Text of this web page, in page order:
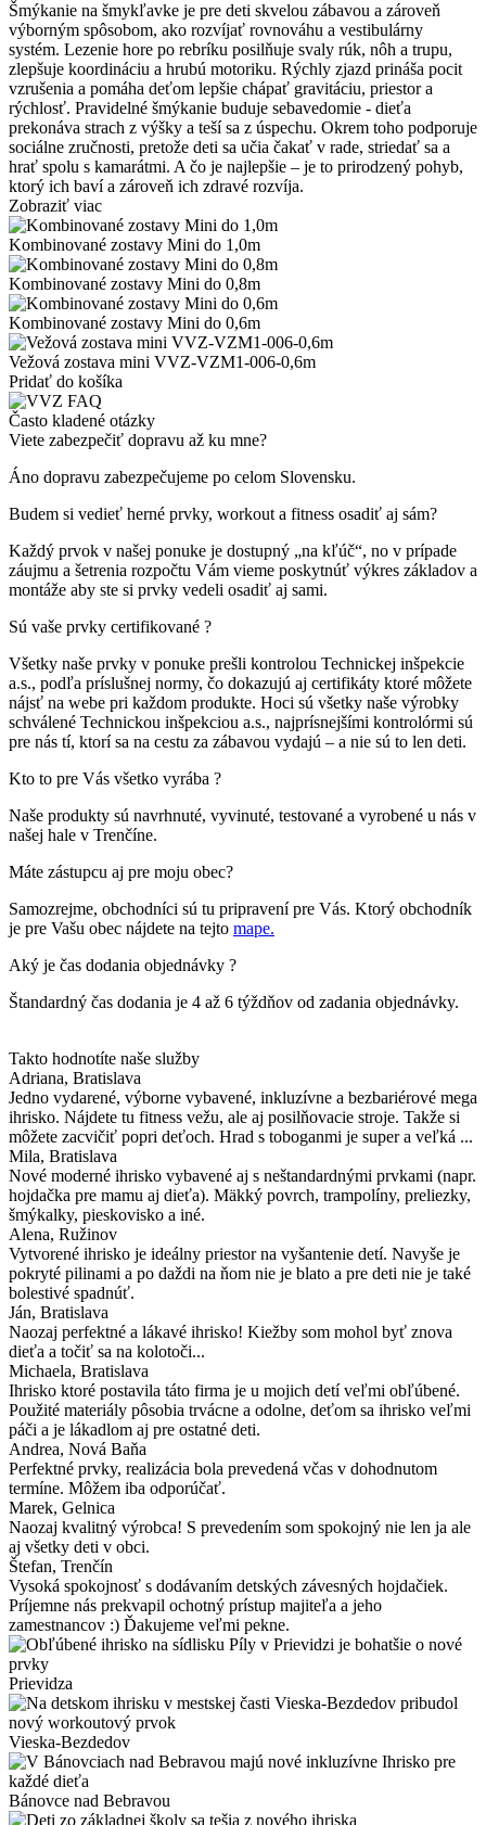
Šmýkanie na šmykľavke je pre deti skvelou zábavou a zároveň
výborným spôsobom, ako rozvíjať rovnováhu a vestibulárny
systém. Lezenie hore po rebríku posilňuje svaly rúk, nôh a trupu,
zlepšuje koordináciu a hrubú motoriku. Rýchly zjazd prináša pocit
vzrušenia a pomáha deťom lepšie chápať gravitáciu, priestor a
rýchlosť. Pravidelné šmýkanie buduje sebavedomie - dieťa
prekonáva strach z výšky a teší sa z úspechu. Okrem toho podporuje
sociálne zručnosti, pretože deti sa učia čakať v rade, striedať sa a
hrať spolu s kamarátmi. A čo je najlepšie – je to prirodzený pohyb,
ktorý ich baví a zároveň ich zdravé rozvíja.
Zobraziť viac
Kombinované zostavy Mini do 1,0m
Kombinované zostavy Mini do 0,8m
Kombinované zostavy Mini do 0,6m
Vežová zostava mini VVZ-VZM1-006-0,6m
Pridať do košíka
Často kladené otázky
Viete zabezpečiť dopravu až ku mne?
Áno dopravu zabezpečujeme po celom Slovensku.
Budem si vedieť herné prvky, workout a fitness osadiť aj sám?
Každý prvok v našej ponuke je dostupný „na kľúč“, no v prípade
záujmu a šetrenia rozpočtu Vám vieme poskytnúť výkres základov a
montáže aby ste si prvky vedeli osadiť aj sami.
Sú vaše prvky certifikované ?
Všetky naše prvky v ponuke prešli kontrolou Technickej inšpekcie
a.s., podľa príslušnej normy, čo dokazujú aj certifikáty ktoré môžete
nájsť na webe pri každom produkte. Hoci sú všetky naše výrobky
schválené Technickou inšpekciou a.s., najprísnejšími kontrolórmi sú
pre nás tí, ktorí sa na cestu za zábavou vydajú – a nie sú to len deti.
Kto to pre Vás všetko vyrába ?
Naše produkty sú navrhnuté, vyvinuté, testované a vyrobené u nás v
našej hale v Trenčíne.
Máte zástupcu aj pre moju obec?
Samozrejme, obchodníci sú tu pripravení pre Vás. Ktorý obchodník
je pre Vašu obec nájdete na tejto mape.
Aký je čas dodania objednávky ?
Štandardný čas dodania je 4 až 6 týždňov od zadania objednávky.
Takto hodnotíte naše služby
Adriana, Bratislava
Jedno vydarené, výborne vybavené, inkluzívne a bezbariérové mega
ihrisko. Nájdete tu fitness vežu, ale aj posilňovacie stroje. Takže si
môžete zacvičiť popri deťoch. Hrad s toboganmi je super a veľká ...
Mila, Bratislava
Nové moderné ihrisko vybavené aj s neštandardnými prvkami (napr.
hojdačka pre mamu aj dieťa). Mäkký povrch, trampolíny, preliezky,
šmýkalky, pieskovisko a iné.
Alena, Ružinov
Vytvorené ihrisko je ideálny priestor na vyšantenie detí. Navyše je
pokryté pilinami a po daždi na ňom nie je blato a pre deti nie je také
bolestivé spadnúť.
Ján, Bratislava
Naozaj perfektné a lákavé ihrisko! Kiežby som mohol byť znova
dieťa a točiť sa na kolotoči...
Michaela, Bratislava
Ihrisko ktoré postavila táto firma je u mojich detí veľmi obľúbené.
Použité materiály pôsobia trvácne a odolne, deťom sa ihrisko veľmi
páči a je lákadlom aj pre ostatné deti.
Andrea, Nová Baňa
Perfektné prvky, realizácia bola prevedená včas v dohodnutom
termíne. Môžem iba odporúčať.
Marek, Gelnica
Naozaj kvalitný výrobca! S prevedením som spokojný nie len ja ale
aj všetky deti v obci.
Štefan, Trenčín
Vysoká spokojnosť s dodávaním detských závesných hojdačiek.
Príjemne nás prekvapil ochotný prístup majiteľa a jeho
zamestnancov :) Ďakujeme veľmi pekne.
Prievidza
Vieska-Bezdedov
Bánovce nad Bebravou